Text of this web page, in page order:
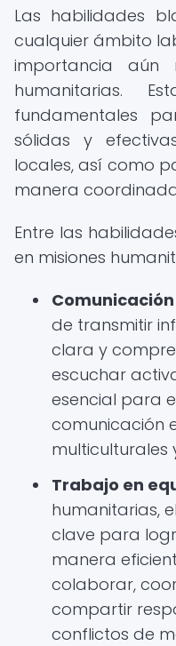
Las habilidades
cualquier ámbito
importancia aún
humanitarias.
fundamentales
sólidas y
locales, así como
manera
Entre las
en misiones
de transmitir
clara y
escuchar
esencial para
comunicación
multiculturales
Trabajo en
humanitarias,
clave para
manera
colaborar,
compartir
conflictos de